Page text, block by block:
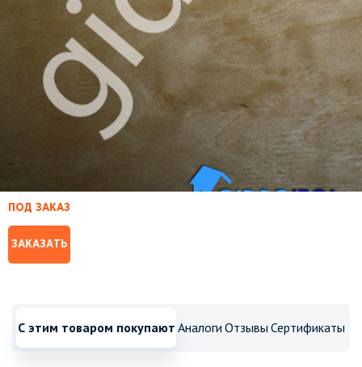
ПОД ЗАКАЗ
ЗАКАЗАТЬ
С этим товаром покупают Аналоги Отзывы Сертификаты